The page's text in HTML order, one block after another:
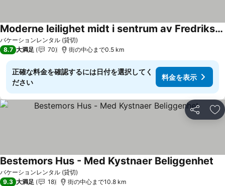
バケーションレンタル (貸切)
Moderne leilighet midt i sentrum av Fredrikstad
8.7 大満足 70 街の中心まで0.5 km
正確な料金を確認するには日付を選択してく
ださい
料金を表示
シェア お
バケーションレンタル (貸切)
Bestemors Hus - Med Kystnaer Beliggenhet
9.3 大満足 18 街の中心まで10.8 km